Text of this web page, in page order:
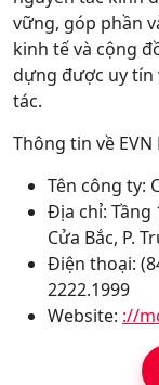
vững, góp phần
kinh tế và cộng
dựng được uy tín
tác.
Thông tin về EVN
Tên công ty:
Địa chỉ: Tầng
Cửa Bắc, P.
Điện thoại:
2222.1999
Website: ://